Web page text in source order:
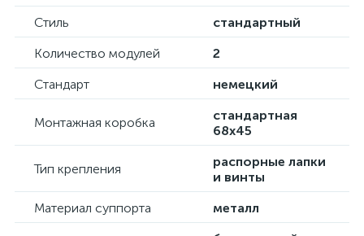
Стиль
стандартный
Количество модулей
2
Стандарт
немецкий
Монтажная коробка
стандартная
68х45
Тип крепления
распорные лапки
и винты
Материал суппорта
металл